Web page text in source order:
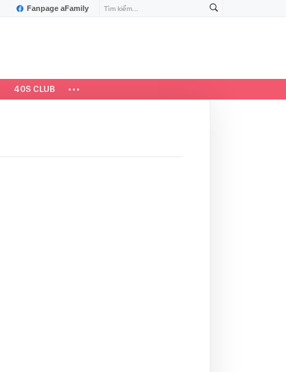
Fanpage aFamily
40S CLUB